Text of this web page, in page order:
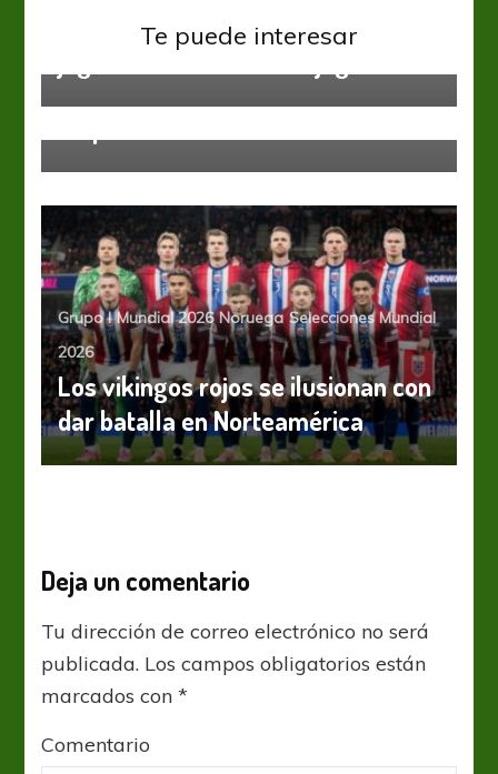
Te puede interesar
Scaloni: “Los chicos que van a
Grupo I Mundial 2026 Noruega Selecciones Mundial
2026
Los vikingos rojos se ilusionan con
dar batalla en Norteamérica
Deja un comentario
Tu dirección de correo electrónico no será
publicada. Los campos obligatorios están
marcados con*
Comentario